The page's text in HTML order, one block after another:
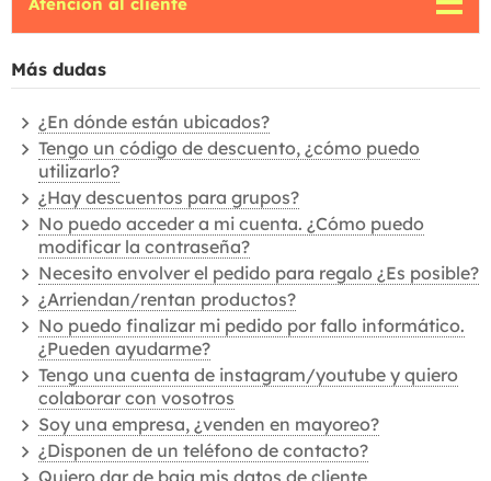
Más dudas
¿En dónde están ubicados?
Tengo un código de descuento, ¿cómo puedo
utilizarlo?
¿Hay descuentos para grupos?
No puedo acceder a mi cuenta. ¿Cómo puedo
modificar la contraseña?
Necesito envolver el pedido para regalo ¿Es posible?
¿Arriendan/rentan productos?
No puedo finalizar mi pedido por fallo informático.
¿Pueden ayudarme?
Tengo una cuenta de instagram/youtube y quiero
colaborar con vosotros
Soy una empresa, ¿venden en mayoreo?
¿Disponen de un teléfono de contacto?
Quiero dar de baja mis datos de cliente